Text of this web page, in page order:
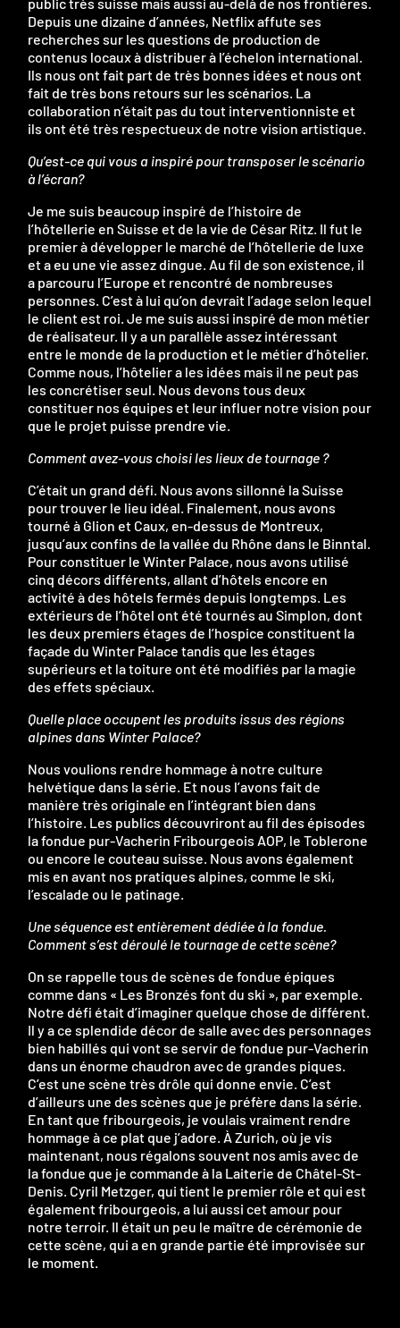
Depuis une dizaine d’années, Netflix affute ses
recherches sur les questions de production de
contenus locaux à distribuer à l’échelon international.
Ils nous ont fait part de très bonnes idées et nous ont
fait de très bons retours sur les scénarios. La
collaboration n’était pas du tout interventionniste et
ils ont été très respectueux de notre vision artistique.
Qu’est-ce qui vous a inspiré pour transposer le scénario
à l’écran?
Je me suis beaucoup inspiré de l’histoire de
l’hôtellerie en Suisse et de la vie de César Ritz. Il fut le
premier à développer le marché de l’hôtellerie de luxe
et a eu une vie assez dingue. Au fil de son existence, il
a parcouru l’Europe et rencontré de nombreuses
personnes. C’est à lui qu’on devrait l’adage selon lequel
le client est roi. Je me suis aussi inspiré de mon métier
de réalisateur. Il y a un parallèle assez intéressant
entre le monde de la production et le métier d’hôtelier.
Comme nous, l’hôtelier a les idées mais il ne peut pas
les concrétiser seul. Nous devons tous deux
constituer nos équipes et leur influer notre vision pour
que le projet puisse prendre vie.
Comment avez-vous choisi les lieux de tournage ?
C’était un grand défi. Nous avons sillonné la Suisse
pour trouver le lieu idéal. Finalement, nous avons
tourné à Glion et Caux, en-dessus de Montreux,
jusqu’aux confins de la vallée du Rhône dans le Binntal.
Pour constituer le Winter Palace, nous avons utilisé
cinq décors différents, allant d’hôtels encore en
activité à des hôtels fermés depuis longtemps. Les
extérieurs de l’hôtel ont été tournés au Simplon, dont
les deux premiers étages de l’hospice constituent la
façade du Winter Palace tandis que les étages
supérieurs et la toiture ont été modifiés par la magie
des effets spéciaux.
Quelle place occupent les produits issus des régions
alpines dans Winter Palace?
Nous voulions rendre hommage à notre culture
helvétique dans la série. Et nous l’avons fait de
manière très originale en l’intégrant bien dans
l’histoire. Les publics découvriront au fil des épisodes
la fondue pur-Vacherin Fribourgeois AOP, le Toblerone
ou encore le couteau suisse. Nous avons également
mis en avant nos pratiques alpines, comme le ski,
l’escalade ou le patinage.
Une séquence est entièrement dédiée à la fondue.
Comment s’est déroulé le tournage de cette scène?
On se rappelle tous de scènes de fondue épiques
comme dans « Les Bronzés font du ski », par exemple.
Notre défi était d’imaginer quelque chose de différent.
Il y a ce splendide décor de salle avec des personnages
bien habillés qui vont se servir de fondue pur-Vacherin
dans un énorme chaudron avec de grandes piques.
C’est une scène très drôle qui donne envie. C’est
d’ailleurs une des scènes que je préfère dans la série.
En tant que fribourgeois, je voulais vraiment rendre
hommage à ce plat que j’adore. À Zurich, où je vis
maintenant, nous régalons souvent nos amis avec de
la fondue que je commande à la Laiterie de Châtel-St-
Denis. Cyril Metzger, qui tient le premier rôle et qui est
également fribourgeois, a lui aussi cet amour pour
notre terroir. Il était un peu le maître de cérémonie de
cette scène, qui a en grande partie été improvisée sur
le moment.